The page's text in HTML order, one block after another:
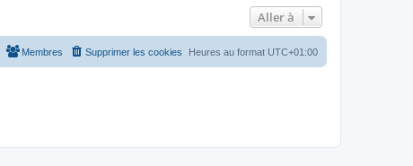
Aller à
Heures au format UTC+01:00
Supprimer les cookies
Membres